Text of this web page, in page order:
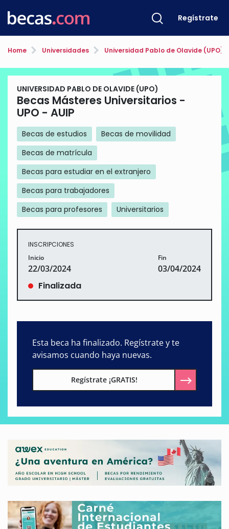
Regístrate
Home Universidades Universidad Pablo de Olavide (UPO)
UNIVERSIDAD PABLO DE OLAVIDE (UPO)
Becas Másteres Universitarios -
UPO - AUIP
Becas de estudios
Becas de movilidad
Becas de matrícula
Becas para estudiar en el extranjero
Becas para trabajadores
Becas para profesores
Universitarios
INSCRIPCIONES
Inicio
22/03/2024
Fin
03/04/2024
Finalizada
Esta beca ha finalizado. Regístrate y te
avisamos cuando haya nuevas.
Regístrate ¡GRATIS!